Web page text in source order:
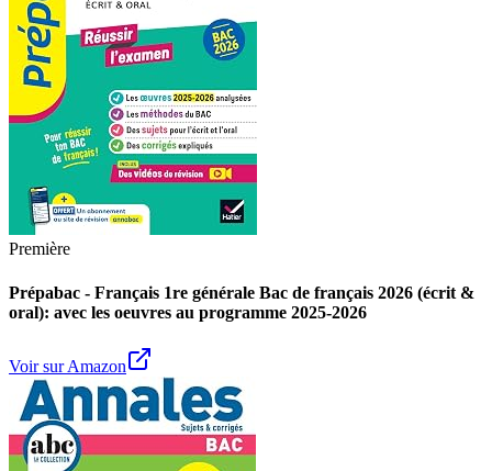
Première
Prépabac - Français 1re générale Bac de français 2026 (écrit &
oral): avec les oeuvres au programme 2025-2026
Voir sur Amazon